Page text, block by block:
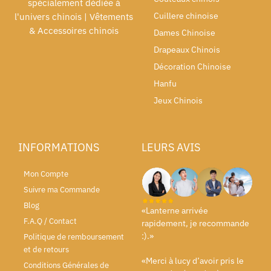
spécialement dédiée à
l'univers chinois | Vêtements
& Accessoires chinois
Cuillere chinoise
Dames Chinoise
Drapeaux Chinois
Décoration Chinoise
Hanfu
Jeux Chinois
INFORMATIONS
Mon Compte
Suivre ma Commande
Blog
F.A.Q / Contact
Politique de remboursement
et de retours
Conditions Générales de
LEURS AVIS
«Lanterne arrivée
rapidement, je recommande
:).»
«Merci à lucy d’avoir pris le